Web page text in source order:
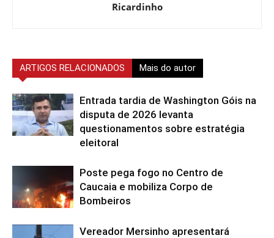
Ricardinho
ARTIGOS RELACIONADOS Mais do autor
Entrada tardia de Washington Góis na
disputa de 2026 levanta
questionamentos sobre estratégia
eleitoral
Poste pega fogo no Centro de
Caucaia e mobiliza Corpo de
Bombeiros
Vereador Mersinho apresentará